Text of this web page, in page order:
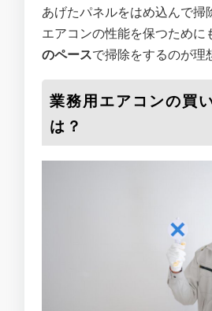
あげたパネルをはめ込んで掃
エアコンの性能を保つために
のペースで掃除をするのが理
業務用エアコンの買
は？